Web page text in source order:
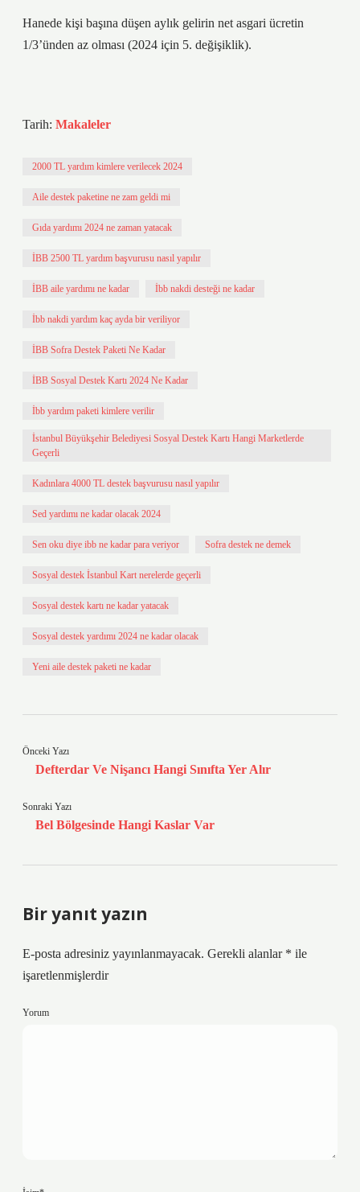
Hanede kişi başına düşen aylık gelirin net asgari ücretin
1/3’ünden az olması (2024 için 5. değişiklik).
Tarih: Makaleler
2000 TL yardım kimlere verilecek 2024
Aile destek paketine ne zam geldi mi
Gıda yardımı 2024 ne zaman yatacak
İBB 2500 TL yardım başvurusu nasıl yapılır
İBB aile yardımı ne kadar İbb nakdi desteği ne kadar
İbb nakdi yardım kaç ayda bir veriliyor
İBB Sofra Destek Paketi Ne Kadar
İBB Sosyal Destek Kartı 2024 Ne Kadar
İbb yardım paketi kimlere verilir
İstanbul Büyükşehir Belediyesi Sosyal Destek Kartı Hangi Marketlerde
Geçerli
Kadınlara 4000 TL destek başvurusu nasıl yapılır
Sed yardımı ne kadar olacak 2024
Sen oku diye ibb ne kadar para veriyor Sofra destek ne demek
Sosyal destek İstanbul Kart nerelerde geçerli
Sosyal destek kartı ne kadar yatacak
Sosyal destek yardımı 2024 ne kadar olacak
Yeni aile destek paketi ne kadar
Önceki Yazı
Defterdar Ve Nişancı Hangi Sınıfta Yer Alır
Sonraki Yazı
Bel Bölgesinde Hangi Kaslar Var
Bir yanıt yazın
E-posta adresiniz yayınlanmayacak. Gerekli alanlar * ile
işaretlenmişlerdir
Yorum